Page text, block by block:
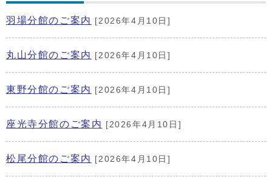
羽場分館のご案内 [2026年4月10日]
丸山分館のご案内 [2026年4月10日]
東野分館のご案内 [2026年4月10日]
座光寺分館のご案内 [2026年4月10日]
松尾分館のご案内 [2026年4月10日]